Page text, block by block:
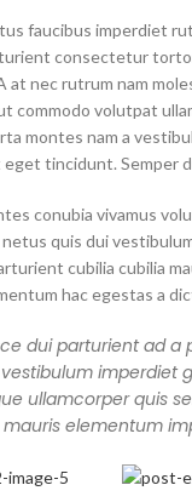
faucibus imperdiet
consectetur
at nec rutrum nam
commodo volutpat
montes nam a
tincidunt. Semper
conubia vivamus
quis dui
cubilia cubilia
hac egestas a
dui parturient ad a
imperdiet
ullamcorper quis
elementum